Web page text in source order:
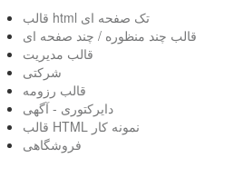
قالب html تک صفحه ای
قالب چند منظوره / چند صفحه ای
قالب مدیریت
شرکتی
قالب رزومه
دایرکتوری - آگهی
قالب HTML نمونه کار
فروشگاهی